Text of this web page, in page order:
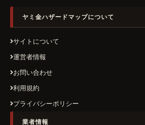
ヤミ金ハザードマップについて
サイトについて
運営者情報
お問い合わせ
利用規約
プライバシーポリシー
業者情報